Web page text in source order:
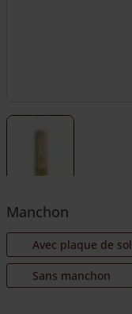
Manchon
Avec plaque de sol
Sans manchon